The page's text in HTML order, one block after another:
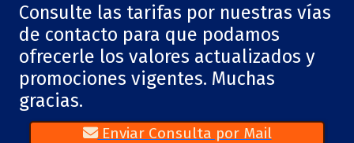
Consulte las tarifas por nuestras vías
de contacto para que podamos
ofrecerle los valores actualizados y
promociones vigentes. Muchas
gracias.
Enviar Consulta por Mail